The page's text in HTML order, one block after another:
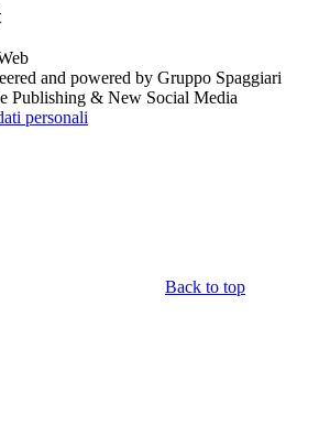
and powered by Gruppo Spaggiari
Publishing & New Social Media
personali
Back to top